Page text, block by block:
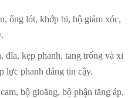
ống lót, khớp bi, bộ giảm xóc,
đĩa, kẹp phanh, tang trống và xi
lực phanh đáng tin cậy.
bộ gioăng, bộ phận tăng áp,